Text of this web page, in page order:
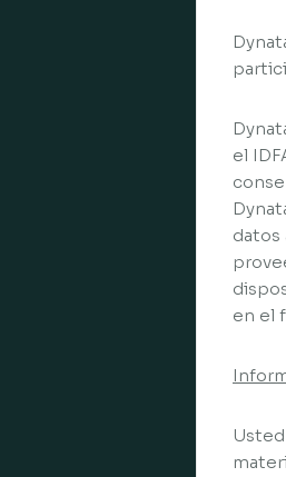
el
datos
en el